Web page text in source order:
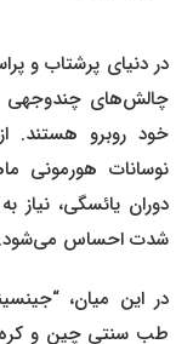
در دنیای پرشتاب و
چالش‌های چندوجهی
خود روبرو هستند.
دوران یائسگی، نیاز
شدت احساس می‌شود.
طب سنتی چین و کره به